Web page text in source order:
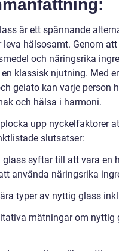
är ett spännande
leva hälsosamt. Genom
och näringsrika
klassisk njutning. Med
gelato kan varje
och hälsa i harmoni.
upp nyckelfaktorer
slutsatser:
syftar till att vara en
använda näringsrika
typer av nyttig glass
mätningar om nyttig